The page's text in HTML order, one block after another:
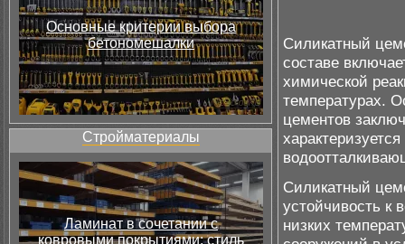
Основные критерии выбора
бетономешалки
Стройматериалы
Ламинат в сочетании с
ковровыми покрытиями: стиль
Силикатный
составе
химической
температурах.
цементов
Силикатный
устойчивость к
низких